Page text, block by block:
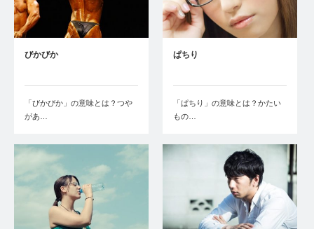
びかびか
「びかびか」の意味とは？つや
があ…
ぱちり
「ぱちり」の意味とは？かたい
もの…